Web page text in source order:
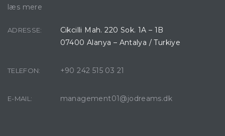
læs mere
ADRESSE:
Cikcilli Mah. 220 Sok. 1A – 1B
07400 Alanya – Antalya / Turkiye
TELEFON: +90 242 515 03 21
E-MAIL: management01@jodreams.dk